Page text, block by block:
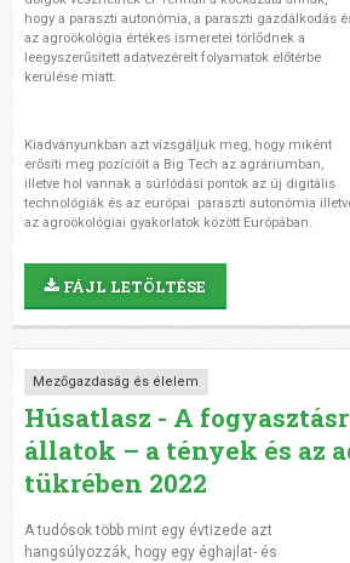
hogy a paraszti autonómia, a paraszti gazdálkodás
az agroökológia értékes ismeretei törlődnek a
leegyszerűsített adatvezérelt folyamatok előtérbe
kerülése miatt.
Kiadványunkban azt vizsgáljuk meg, hogy miként
erősíti meg pozícióit a Big Tech az agráriumban,
illetve hol vannak a súrlódási pontok az új digitális
technológiák és az európai paraszti autonómia
az agroökológiai gyakorlatok között Európában.
FÁJL LETÖLTÉSE
Mezőgazdaság és élelem
Húsatlasz - A
állatok – a tények és az
tükrében 2022
A tudósok több mint egy évtizede azt
hangsúlyozzák, hogy egy éghajlat- és